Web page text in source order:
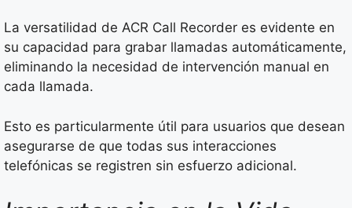
La versatilidad de ACR Call Recorder es evidente en
su capacidad para grabar llamadas automáticamente,
eliminando la necesidad de intervención manual en
cada llamada.
Esto es particularmente útil para usuarios que desean
asegurarse de que todas sus interacciones
telefónicas se registren sin esfuerzo adicional.